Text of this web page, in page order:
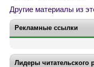
Другие материалы из
Рекламные ссылки
Лидеры читательского